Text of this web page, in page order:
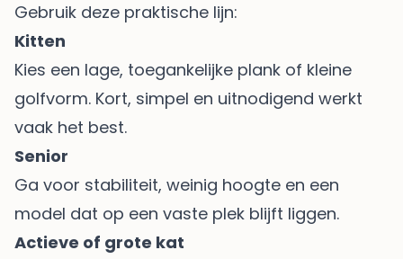
Gebruik deze praktische lijn:
Kitten
Kies een lage, toegankelijke plank of kleine
golfvorm. Kort, simpel en uitnodigend werkt
vaak het best.
Senior
Ga voor stabiliteit, weinig hoogte en een
model dat op een vaste plek blijft liggen.
Actieve of grote kat